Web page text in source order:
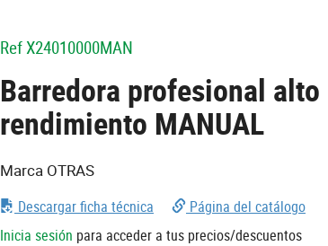
RefX24010000MAN
Barredora profesional alto
rendimiento MANUAL
Marca OTRAS
Descargar ficha técnica
Página del catálogo
Inicia sesión para acceder a tus precios/descuentos